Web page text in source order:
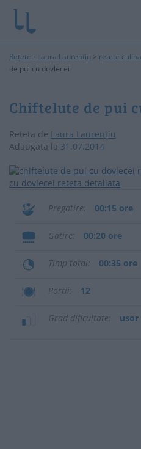
Rețete - Laura Laurențiu > retete
de pui cu dovlecei
Chiftelute de pui
Reteta de Laura Laurențiu
Adaugata la 31.07.2014
Pregatire 00:15 ore
Gatire 00:20 ore
Timp total 00:35 ore
Portii 12
Grad dificultate usor